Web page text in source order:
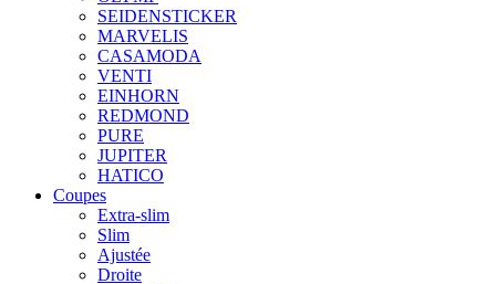
SEIDENSTICKER
MARVELIS
CASAMODA
VENTI
EINHORN
REDMOND
PURE
JUPITER
HATICO
Coupes
Extra-slim
Slim
Ajustée
Droite